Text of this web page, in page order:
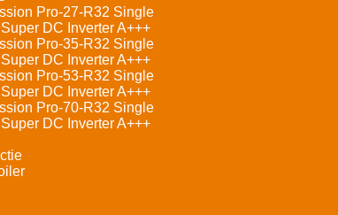
Pro-27-R32 Single
DC Inverter A+++
Pro-35-R32 Single
DC Inverter A+++
Pro-53-R32 Single
DC Inverter A+++
Pro-70-R32 Single
DC Inverter A+++